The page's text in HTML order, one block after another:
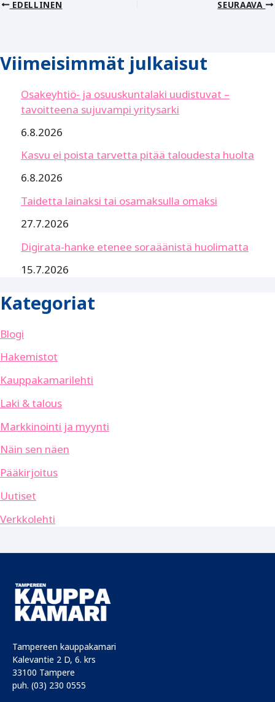
EDELLINEN SEURAAVA
Viimeisimmät julkaisut
Osakeyhtiö- ja osuuskuntalaki uudistuvat –
tavoitteena sujuvampi yritysarki
6.8.2026
Kasvu ei poista tarvetta pitää taloudesta huolta
6.8.2026
Taidetta lainaksi tai osamaksulla omaksi
27.7.2026
Digirata-hanke etenee soraäänistä huolimatta
15.7.2026
Kategoriat
Blogi
Hakemistot
Kauppakamarilehti
Laki & talous
Markkinointi ja myynti
Näin sen näen
Pääkirjoitus
Uutiset
Verkkolehti
Tampereen kauppakamari
Kalevantie 2 D, 6. krs
33100 Tampere
puh. (03) 230 0555